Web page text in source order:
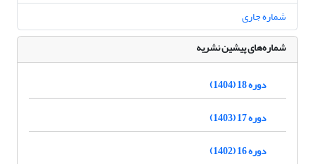
شماره جاری
شماره‌های پیشین نشریه
دوره 18 (1404)
دوره 17 (1403)
دوره 16 (1402)